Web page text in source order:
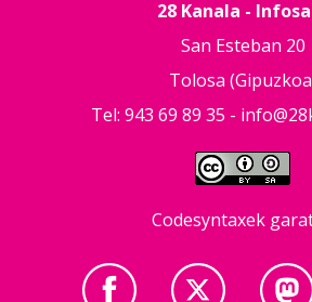
28 Kanala -
San Esteban 20
Tolosa
Tel: 943 69 89 35 -
Codesyntaxek